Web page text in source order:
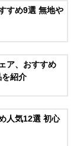
すめ9選 無地や
ア、おすすめ
紹介
人気12選 初心